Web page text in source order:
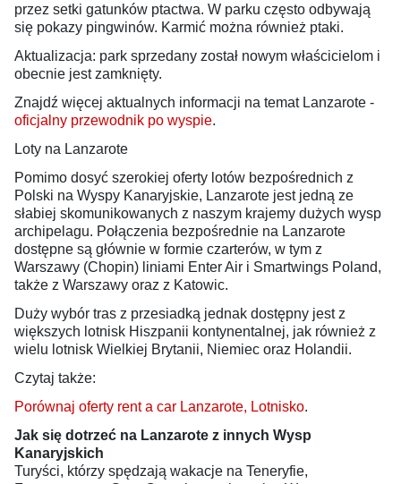
przez setki gatunków ptactwa. W parku często odbywają
się pokazy pingwinów. Karmić można również ptaki.
Aktualizacja: park sprzedany został nowym właścicielom i
obecnie jest zamknięty.
Znajdź więcej aktualnych informacji na temat Lanzarote -
oficjalny przewodnik po wyspie.
Loty na Lanzarote
Pomimo dosyć szerokiej oferty lotów bezpośrednich z
Polski na Wyspy Kanaryjskie, Lanzarote jest jedną ze
słabiej skomunikowanych z naszym krajemy dużych wysp
archipelagu. Połączenia bezpośrednie na Lanzarote
dostępne są głównie w formie czarterów, w tym z
Warszawy (Chopin) liniami Enter Air i Smartwings Poland,
także z Warszawy oraz z Katowic.
Duży wybór tras z przesiadką jednak dostępny jest z
większych lotnisk Hiszpanii kontynentalnej, jak również z
wielu lotnisk Wielkiej Brytanii, Niemiec oraz Holandii.
Czytaj także:
Porównaj oferty rent a car Lanzarote, Lotnisko.
Jak się dotrzeć na Lanzarote z innych Wysp
Kanaryjskich
Turyści, którzy spędzają wakacje na Teneryfie,